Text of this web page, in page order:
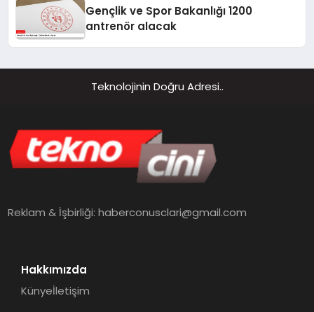
Gençlik ve Spor Bakanlığı 1200
antrenör alacak
Teknolojinin Doğru Adresi..
Reklam & İşbirliği:haberconusclari@gmail.com
Hakkımızda
Künyeİletişim